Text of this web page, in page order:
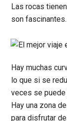
Las rocas
son fascinantes.
Hay muchas
lo que si se
veces se puede
Hay una zona
para disfrutar